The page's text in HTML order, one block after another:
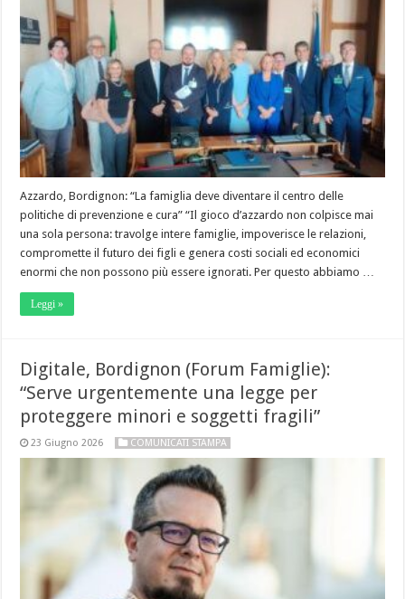
Azzardo, Bordignon: “La famiglia deve diventare il centro delle
politiche di prevenzione e cura” “Il gioco d’azzardo non colpisce mai
una sola persona: travolge intere famiglie, impoverisce le relazioni,
compromette il futuro dei figli e genera costi sociali ed economici
enormi che non possono più essere ignorati. Per questo abbiamo …
Leggi »
Digitale, Bordignon (Forum Famiglie):
“Serve urgentemente una legge per
proteggere minori e soggetti fragili”
23 Giugno 2026 COMUNICATI STAMPA